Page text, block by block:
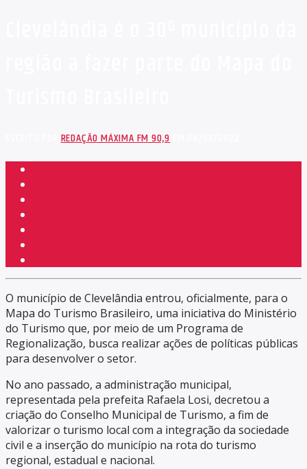
ESCRITO PORREDAÇÃO MÁXIMA FM 90,9EM 08/08/2022
O município de Clevelândia entrou, oficialmente, para o
Mapa do Turismo Brasileiro, uma iniciativa do Ministério
do Turismo que, por meio de um Programa de
Regionalização, busca realizar ações de políticas públicas
para desenvolver o setor.
No ano passado, a administração municipal,
representada pela prefeita Rafaela Losi, decretou a
criação do Conselho Municipal de Turismo, a fim de
valorizar o turismo local com a integração da sociedade
civil e a inserção do município na rota do turismo
regional, estadual e nacional.